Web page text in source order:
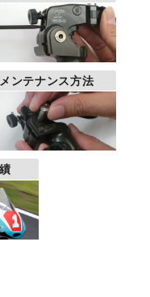
メンテナンス方法